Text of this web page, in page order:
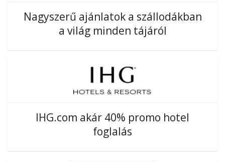
Nagyszerű ajánlatok a szállodákban
a világ minden tájáról
IHG.com akár 40% promo hotel
foglalás